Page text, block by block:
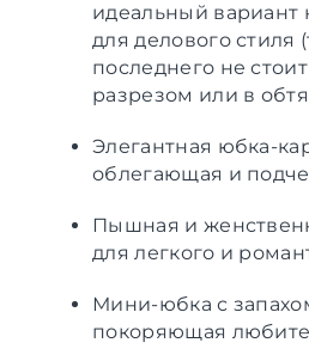
идеальный вариант
для делового стиля
последнего не
разрезом или в
Элегантная юбка-
облегающая и
Пышная и
для легкого и
Мини-юбка с
покоряющая